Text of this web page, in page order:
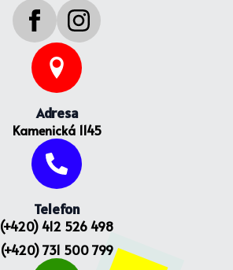
Adresa
Kamenická 1145
Telefon
(+420) 412 526 498
(+420) 731 500 799